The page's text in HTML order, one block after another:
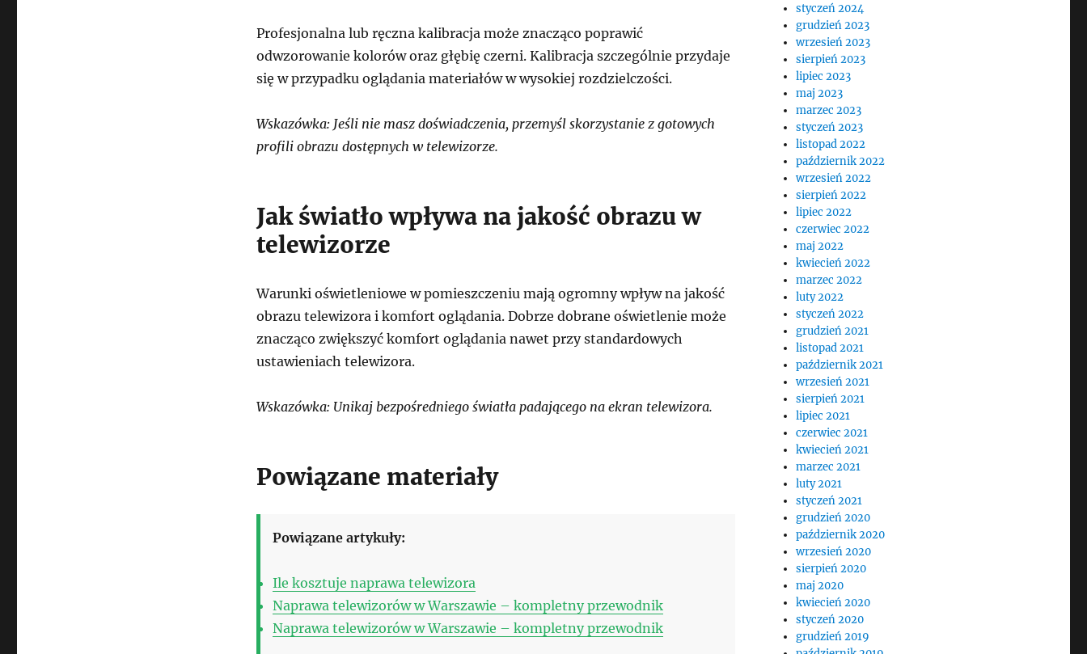
Profesjonalna lub ręczna kalibracja może znacząco poprawić
odwzorowanie kolorów oraz głębię czerni. Kalibracja szczególnie przydaje
się w przypadku oglądania materiałów w wysokiej rozdzielczości.
Wskazówka: Jeśli nie masz doświadczenia, przemyśl skorzystanie z gotowych
profili obrazu dostępnych w telewizorze.
Jak światło wpływa na jakość obrazu w
telewizorze
Warunki oświetleniowe w pomieszczeniu mają ogromny wpływ na jakość
obrazu telewizora i komfort oglądania. Dobrze dobrane oświetlenie może
znacząco zwiększyć komfort oglądania nawet przy standardowych
ustawieniach telewizora.
Wskazówka: Unikaj bezpośredniego światła padającego na ekran telewizora.
Powiązane materiały
Powiązane artykuły:
Ile kosztuje naprawa telewizora
Naprawa telewizorów w Warszawie – kompletny przewodnik
Naprawa telewizorów w Warszawie – kompletny przewodnik
styczeń 2024
grudzień 2023
wrzesień 2023
sierpień 2023
lipiec 2023
maj 2023
marzec 2023
styczeń 2023
listopad 2022
październik 2022
wrzesień 2022
sierpień 2022
lipiec 2022
czerwiec 2022
maj 2022
kwiecień 2022
marzec 2022
luty 2022
styczeń 2022
grudzień 2021
listopad 2021
październik 2021
wrzesień 2021
sierpień 2021
lipiec 2021
czerwiec 2021
kwiecień 2021
marzec 2021
luty 2021
styczeń 2021
grudzień 2020
październik 2020
wrzesień 2020
sierpień 2020
maj 2020
kwiecień 2020
styczeń 2020
grudzień 2019